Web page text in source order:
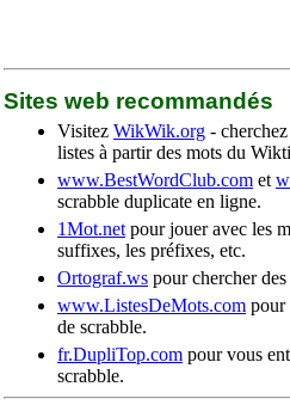
Sites web recommandés
Visitez WikWik.org -
listes à partir des mots du
www.BestWordClub.com et
scrabble duplicate en ligne.
1Mot.net pour jouer avec les
suffixes, les préfixes, etc.
Ortograf.ws pour chercher des
www.ListesDeMots.com pour
de scrabble.
fr.DupliTop.com pour vous
scrabble.